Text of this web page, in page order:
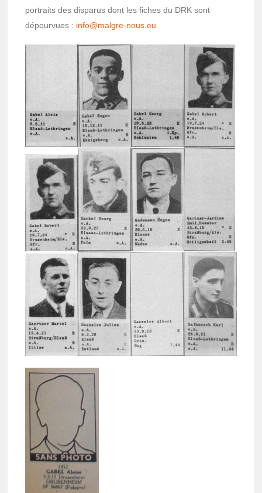
portraits des dispa­rus dont les fiches du DRK sont
dépour­vues : info@­malgre-nous.eu